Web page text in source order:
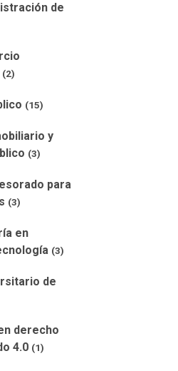
de
(2)
(15)
y
(3)
para
(3)
en
(3)
de
derecho
4.0 (1)